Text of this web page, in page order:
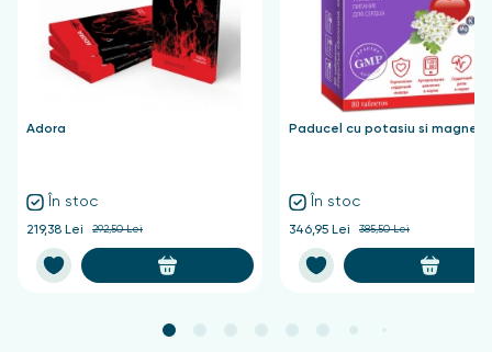
Adora
În stoc
219,38 Lei 292,50 Lei
Paducel cu potasiu si
În stoc
346,95 Lei 385,50 Lei